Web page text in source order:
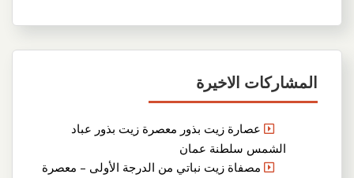
المشاركات الاخيرة
عصارة زيت بذور معصرة زيت بذور عباد
الشمس سلطنة عمان
مصفاة زيت نباتي من الدرجة الأولى – معصرة